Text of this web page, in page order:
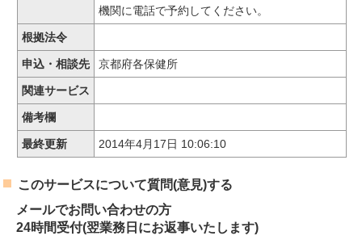
機関に電話で予約してください。
根拠法令
申込・相談先 京都府各保健所
関連サービス
備考欄
最終更新 2014年4月17日 10:06:10
このサービスについて質問(意見)する
メールでお問い合わせの方
24時間受付(翌業務日にお返事いたします)